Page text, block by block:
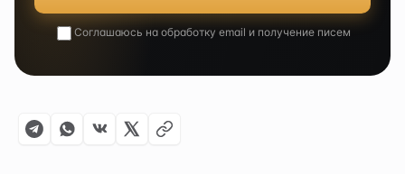
Соглашаюсь на обработку email и получение писем